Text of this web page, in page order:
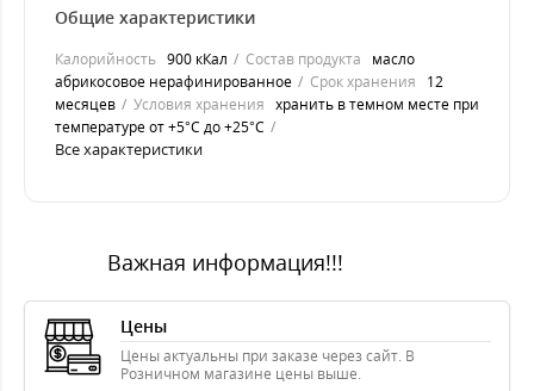
Общие характеристики
Калорийность 900 кКал Состав продукта
масло
абрикосовое нерафинированное
Срок хранения
12
месяцев
Условия хранения хранить в темном месте при
температуре от +5°С до +25°С
Все характеристики
Важная информация!!!
Цены
Цены актуальны при заказе через сайт. В
Розничном магазине цены выше.